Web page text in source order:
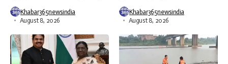
Khabar365newsindia
August 8, 2026
Khabar365newsindia
August 8, 2026